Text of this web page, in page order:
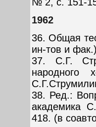
1962
36. Общая
ин-тов и
37. С.Г.
народного
38. Ред.:
академика
418. (в